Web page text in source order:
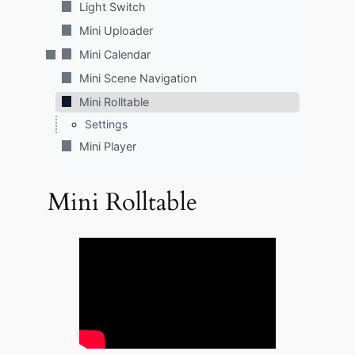
Light Switch
Mini Uploader
Mini Calendar
Mini Scene Navigation
Mini Rolltable
Settings
Mini Player
Mini Rolltable